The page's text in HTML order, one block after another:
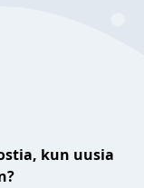
kun uusia